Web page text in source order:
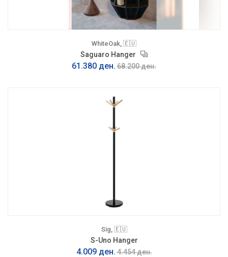
WhiteOak, 🇪🇺
Saguaro Hanger
61.380 ден. 68.200 ден.
Sig, 🇪🇺
S-Uno Hanger
4.009 ден. 4.454 ден.